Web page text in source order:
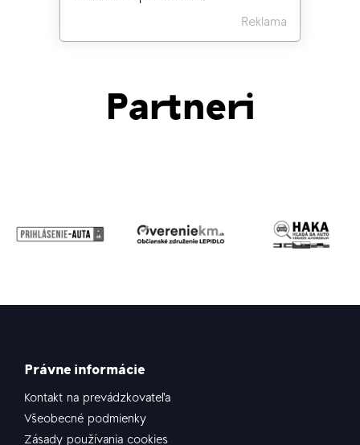
Reklama
Partneri
Právne informácie
Kontakt na prevádzkovateľa
Všeobecné podmienky
Zásady používania cookies